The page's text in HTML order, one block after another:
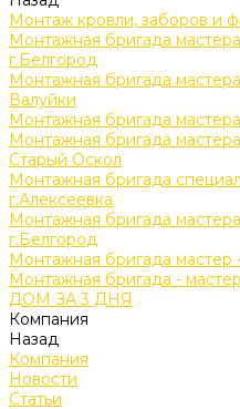
Монтаж кровли, заборов и
Монтажная бригада
г.Белгород
Монтажная бригада
Валуйки
Монтажная бригада
Монтажная бригада
Старый Оскол
Монтажная бригада
г.Алексеевка
Монтажная бригада
г.Белгород
Монтажная бригада мастер
Монтажная бригада -
ДОМ ЗА 3 ДНЯ
Компания
Назад
Компания
Новости
Статьи